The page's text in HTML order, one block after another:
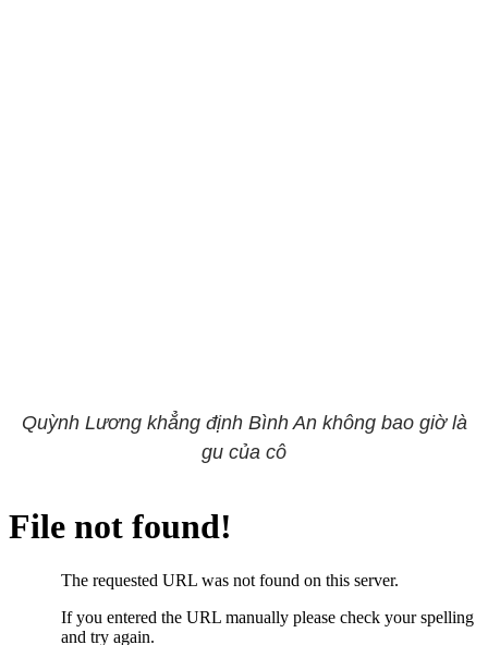
Quỳnh Lương khẳng định Bình An không bao giờ là
gu của cô